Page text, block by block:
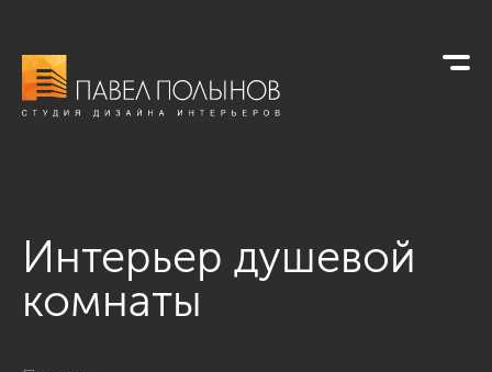
Интерьер душевой
комнаты